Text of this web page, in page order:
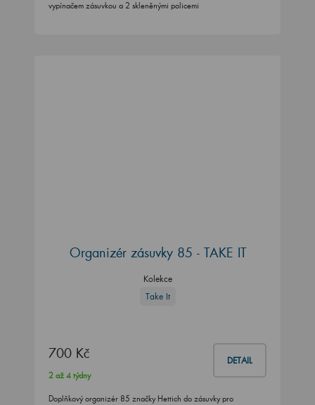
vypínačem zásuvkou a 2 skleněnými policemi
Organizér zásuvky 85 - TAKE IT
Kolekce
Take It
700 Kč DETAIL
2 až 4 týdny
Doplňkový organizér 85 značky Hettich do zásuvky pro